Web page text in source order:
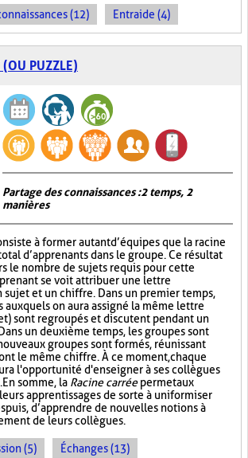
(12) Entraide (4)
(OU PUZZLE)
Partage des connaissances : 2 temps, 2
manières
à former autant d’équipes que la racine
d’apprenants dans le groupe. Ce résultat
le nombre de sujets requis pour cette
se voit attribuer une lettre
sujet et un chiffre. Dans un premier temps,
auxquels on aura assigné la même lettre
sont regroupés et discutent pendant un
un deuxième temps, les groupes sont
groupes sont formés, réunissant
le même chiffre. À ce moment, chaque
l'opportunité d'enseigner à ses collègues
En somme, la Racine carréepermet aux
apprentissages de sorte à uniformiser
puis, d’apprendre de nouvelles notions à
de leurs collègues.
(5) Échanges (13)